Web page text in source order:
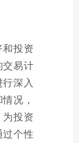
投资
交易计
深入
况，
投资
个性